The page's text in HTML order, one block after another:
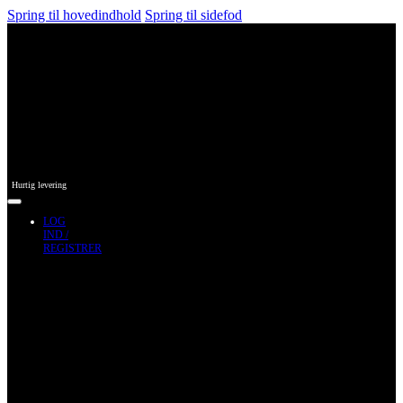
Spring til hovedindhold Spring til sidefod
Hurtig levering
LOG
IND /
REGISTRER